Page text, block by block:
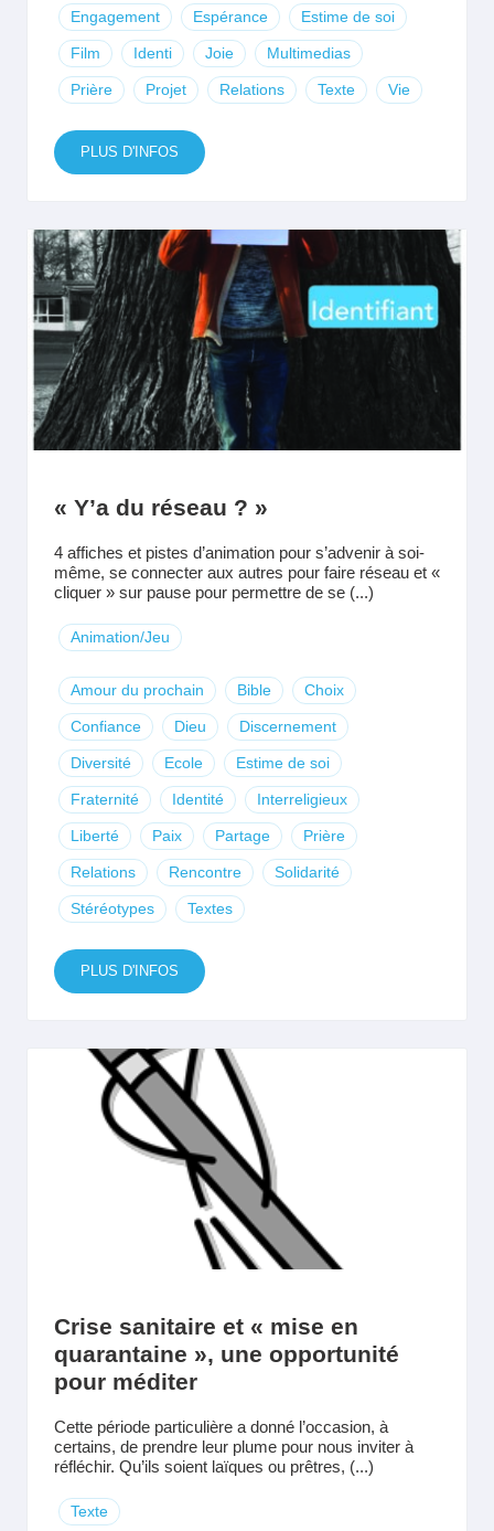
Engagement Espérance Estime de soi
Film Identi Joie Multimedias
Prière Projet Relations Texte Vie
PLUS D'INFOS
« Y’a du réseau ? »
4 affiches et pistes d’animation pour s’advenir à soi-
même, se connecter aux autres pour faire réseau et «
cliquer » sur pause pour permettre de se (...)
Animation/Jeu
Amour du prochain Bible Choix
Confiance Dieu Discernement
Diversité Ecole Estime de soi
Fraternité Identité Interreligieux
Liberté Paix Partage Prière
Relations Rencontre Solidarité
Stéréotypes Textes
PLUS D'INFOS
Crise sanitaire et « mise en
quarantaine », une opportunité
pour méditer
Cette période particulière a donné l’occasion, à
certains, de prendre leur plume pour nous inviter à
réfléchir. Qu’ils soient laïques ou prêtres, (...)
Texte